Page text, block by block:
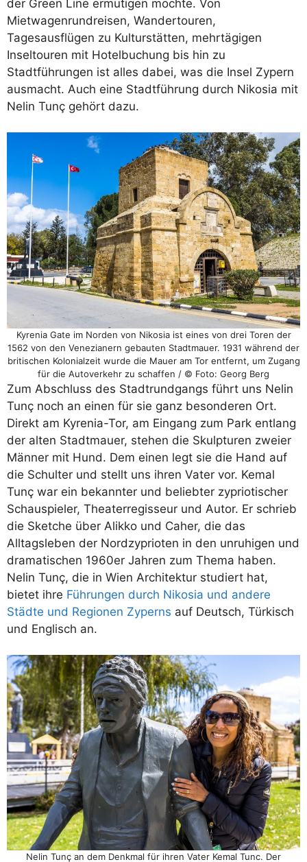
der Green Line ermutigen möchte. Von
Mietwagenrundreisen, Wandertouren,
Tagesausflügen zu Kulturstätten, mehrtägigen
Inseltouren mit Hotelbuchung bis hin zu
Stadtführungen ist alles dabei, was die Insel Zypern
ausmacht. Auch eine Stadtführung durch Nikosia mit
Nelin Tunç gehört dazu.
Kyrenia Gate im Norden von Nikosia ist eines von drei Toren der
1562 von den Venezianern gebauten Stadtmauer. 1931 während der
britischen Kolonialzeit wurde die Mauer am Tor entfernt, um Zugang
für die Autoverkehr zu schaffen / © Foto: Georg Berg
Zum Abschluss des Stadtrundgangs führt uns Nelin
Tunç noch an einen für sie ganz besonderen Ort.
Direkt am Kyrenia-Tor, am Eingang zum Park entlang
der alten Stadtmauer, stehen die Skulpturen zweier
Männer mit Hund. Dem einen legt sie die Hand auf
die Schulter und stellt uns ihren Vater vor. Kemal
Tunç war ein bekannter und beliebter zypriotischer
Schauspieler, Theaterregisseur und Autor. Er schrieb
die Sketche über Alikko und Caher, die das
Alltagsleben der Nordzyprioten in den unruhigen und
dramatischen 1960er Jahren zum Thema haben.
Nelin Tunç, die in Wien Architektur studiert hat,
bietet ihre Führungen durch Nikosia und andere
Städte und Regionen Zyperns auf Deutsch, Türkisch
und Englisch an.
Nelin Tunç an dem Denkmal für ihren Vater Kemal Tunc. Der